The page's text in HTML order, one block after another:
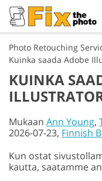
Photo Retouching
Kuinka saada Adobe
KUINKA
Mukaan Ann Young,
2026-07-23, Finnish
Kun ostat
kautta, saatamme